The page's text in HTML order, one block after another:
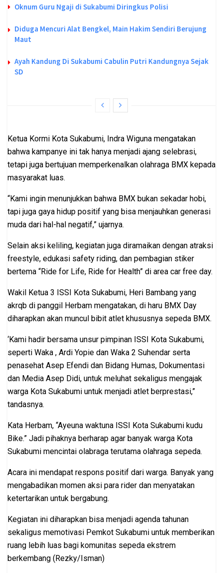
Oknum Guru Ngaji di Sukabumi Diringkus Polisi
Diduga Mencuri Alat Bengkel, Main Hakim Sendiri Berujung
Maut
Ayah Kandung Di Sukabumi Cabulin Putri Kandungnya Sejak
SD
Ketua Kormi Kota Sukabumi, Indra Wiguna mengatakan
bahwa kampanye ini tak hanya menjadi ajang selebrasi,
tetapi juga bertujuan memperkenalkan olahraga BMX kepada
masyarakat luas.
“Kami ingin menunjukkan bahwa BMX bukan sekadar hobi,
tapi juga gaya hidup positif yang bisa menjauhkan generasi
muda dari hal-hal negatif,” ujarnya.
Selain aksi keliling, kegiatan juga diramaikan dengan atraksi
freestyle, edukasi safety riding, dan pembagian stiker
bertema “Ride for Life, Ride for Health” di area car free day.
Wakil Ketua 3 ISSI Kota Sukabumi, Heri Bambang yang
akrqb di panggil Herbam mengatakan, di haru BMX Day
diharapkan akan muncul bibit atlet khususnya sepeda BMX.
‘Kami hadir bersama unsur pimpinan ISSI Kota Sukabumi,
seperti Waka , Ardi Yopie dan Waka 2 Suhendar serta
penasehat Asep Efendi dan Bidang Humas, Dokumentasi
dan Media Asep Didi, untuk meluhat sekaligus mengajak
warga Kota Sukabumi untuk menjadi atlet berprestasi,”
tandasnya.
Kata Herbam, “Ayeuna waktuna ISSI Kota Sukabumi kudu
Bike.” Jadi pihaknya berharap agar banyak warga Kota
Sukabumi mencintai olabraga terutama olahraga sepeda.
Acara ini mendapat respons positif dari warga. Banyak yang
mengabadikan momen aksi para rider dan menyatakan
ketertarikan untuk bergabung.
Kegiatan ini diharapkan bisa menjadi agenda tahunan
sekaligus memotivasi Pemkot Sukabumi untuk memberikan
ruang lebih luas bagi komunitas sepeda ekstrem
berkembang (Rezky/Isman)